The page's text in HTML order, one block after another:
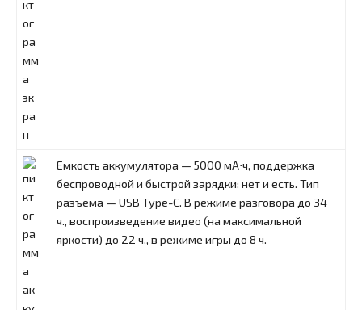
Емкость аккумулятора — 5000 мА⋅ч, поддержка
беспроводной и быстрой зарядки: нет и есть. Тип
разъема — USB Type-C. В режиме разговора до 34
ч., воспроизведение видео (на максимальной
яркости) до 22 ч., в режиме игры до 8 ч.